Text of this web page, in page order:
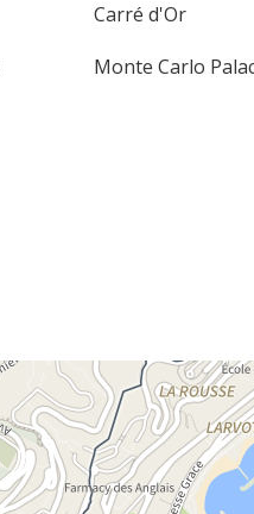
Carré d'Or
Monte Carlo